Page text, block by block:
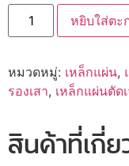
หยิบใส่ตะ
หมวดหมู่: เหล็กแผ่น,
รองเสา, เหล็กแผ่นตัด
สินค้าที่เกี่ย